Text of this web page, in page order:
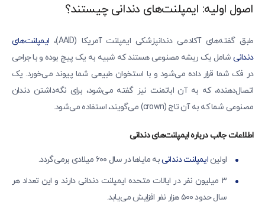
اصول اولیه: ایمپلنت‌های دندانی چیستند؟
طبق گفته‌های آکادمی دندانپزشکی ایمپلنت آمریکا (AAID)،
ایمپلنت‌های
دندانی شامل یک ریشه مصنوعی هستند که شبیه به یک پیچ بوده و با جراحی
در فک شما قرار داده می‌شود و با استخوان طبیعی شما پیوند می‌خورد. یک
اتصال‌دهنده، که به آن اباتمنت نیز گفته می‌شود، برای نگه‌داشتن دندان
مصنوعی شما که به آن تاج (crown) می‌گویند، استفاده می‌شود.
اطلاعات جالب درباره ایمپلنت‌های دندانی
اولینایمپلنت دندانیبه مایاها در سال ۶۰۰ میلادی برمی‌گردد.
۳ میلیون نفر در ایالات متحده ایمپلنت دندانی دارند و این تعداد هر
سال حدود ۵۰۰ هزار نفر افزایش می‌یابد.